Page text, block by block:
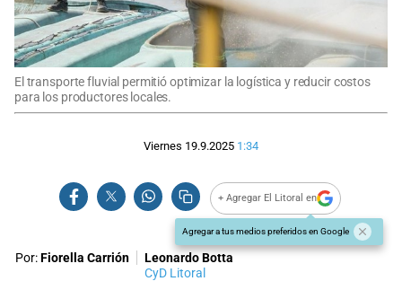
El transporte fluvial permitió optimizar la logística y reducir costos
para los productores locales.
Viernes 19.9.2025 1:34
+ Agregar El Litoral en
Agregar a tus medios preferidos en Google
Por:Fiorella Carrión
Leonardo Botta
CyD Litoral